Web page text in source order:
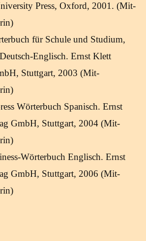
Press, Oxford, 2001. (Mit-
für Schule und Studium,
Englisch. Ernst Klett
Stuttgart, 2003 (Mit-
Wörterbuch Spanisch. Ernst
GmbH, Stuttgart, 2004 (Mit-
Wörterbuch Englisch. Ernst
GmbH, Stuttgart, 2006 (Mit-